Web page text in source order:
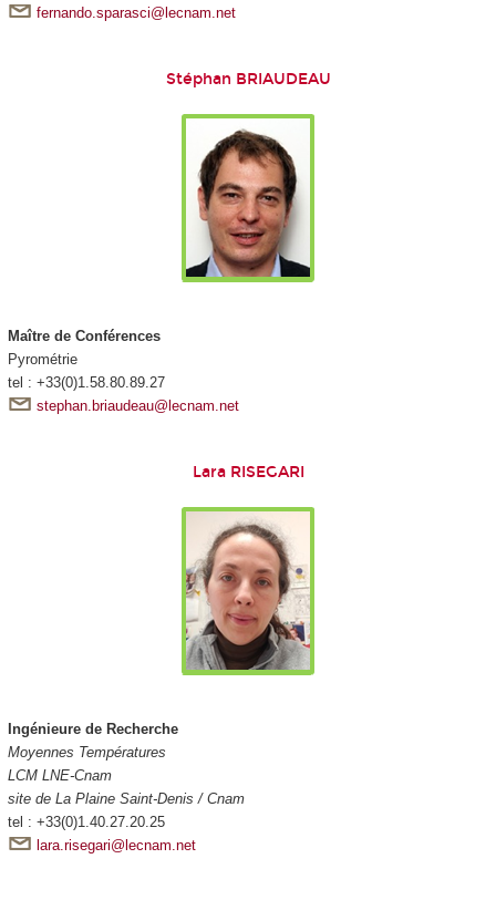
fernando.sparasci@lecnam.net
Stéphan BRIAUDEAU
Maître de Conférences
Pyrométrie
tel : +33(0)1.58.80.89.27
stephan.briaudeau@lecnam.net
Lara RISEGARI
Ingénieure de Recherche
Moyennes Températures
LCM LNE-Cnam
site de La Plaine Saint-Denis / Cnam
tel : +33(0)1.40.27.20.25
lara.risegari@lecnam.net